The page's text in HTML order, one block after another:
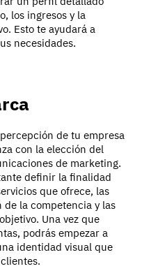
los ingresos y la
Esto te ayudará a
necesidades.
de tu empresa
con la elección del
de marketing.
definir la finalidad
que ofrece, las
la competencia y las
Una vez que
podrás empezar a
identidad visual que